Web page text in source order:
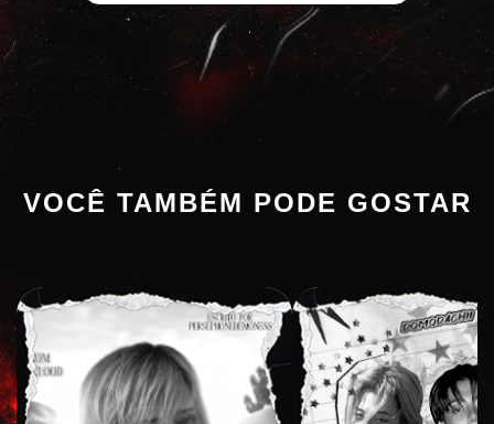
VOCÊ TAMBÉM PODE GOSTAR